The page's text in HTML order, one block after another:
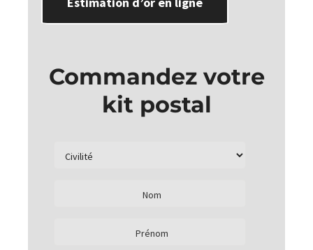
Commandez votre
kit postal